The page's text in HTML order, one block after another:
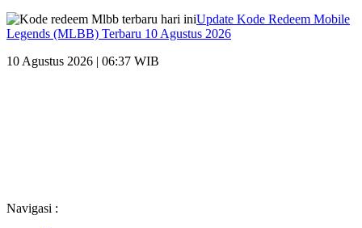
Update Kode Redeem Mobile
Legends (MLBB) Terbaru 10 Agustus 2026
10 Agustus 2026 | 06:37 WIB
Navigasi :